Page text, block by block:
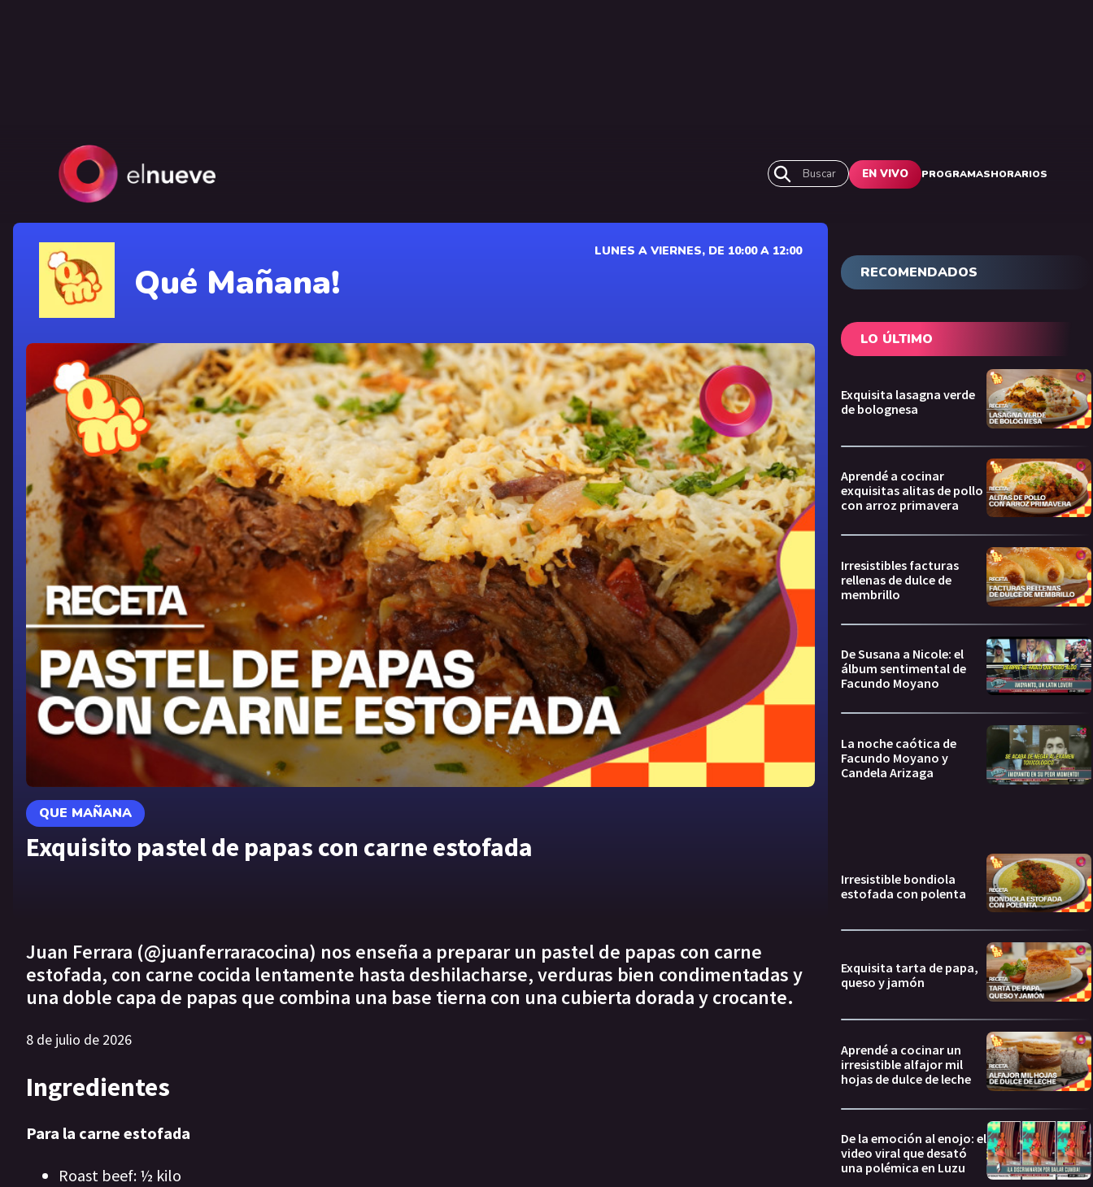
Buscar EN VIVO PROGRAMASHORARIOS
Qué Mañana!
LUNES A VIERNES, DE 10:00 A 12:00
QUE MAÑANA
Exquisito pastel de papas con carne estofada
Juan Ferrara (@juanferraracocina) nos enseña a preparar un pastel de papas con carne
estofada, con carne cocida lentamente hasta deshilacharse, verduras bien condimentadas y
una doble capa de papas que combina una base tierna con una cubierta dorada y crocante.
8 de julio de 2026
Ingredientes
Para la carne estofada
Roast beef: ½ kilo
RECOMENDADOS
LO ÚLTIMO
Exquisita lasagna verde
de bolognesa
Aprendé a cocinar
exquisitas alitas de pollo
con arroz primavera
Irresistibles facturas
rellenas de dulce de
membrillo
De Susana a Nicole: el
álbum sentimental de
Facundo Moyano
La noche caótica de
Facundo Moyano y
Candela Arizaga
Irresistible bondiola
estofada con polenta
Exquisita tarta de papa,
queso y jamón
Aprendé a cocinar un
irresistible alfajor mil
hojas de dulce de leche
De la emoción al enojo: el
video viral que desató
una polémica en Luzu